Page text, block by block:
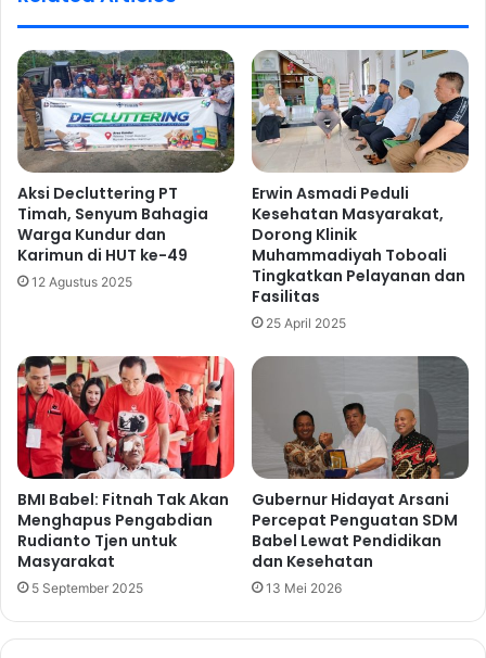
Aksi Decluttering PT
Timah, Senyum Bahagia
Warga Kundur dan
Karimun di HUT ke-49
12 Agustus 2025
Erwin Asmadi Peduli
Kesehatan Masyarakat,
Dorong Klinik
Muhammadiyah Toboali
Tingkatkan Pelayanan dan
Fasilitas
25 April 2025
BMI Babel: Fitnah Tak Akan
Menghapus Pengabdian
Rudianto Tjen untuk
Masyarakat
5 September 2025
Gubernur Hidayat Arsani
Percepat Penguatan SDM
Babel Lewat Pendidikan
dan Kesehatan
13 Mei 2026